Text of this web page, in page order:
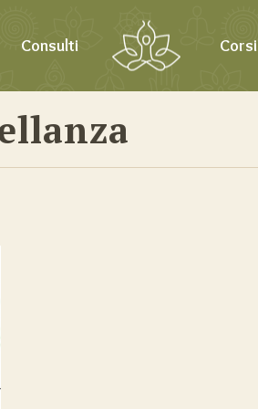
Consulti Corsi